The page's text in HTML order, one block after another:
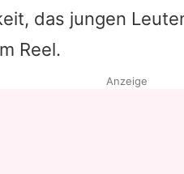
das jungen
Reel.
Anzeige